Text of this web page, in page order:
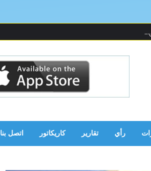
رأي تقارير كاريكاتور اتصل بنا